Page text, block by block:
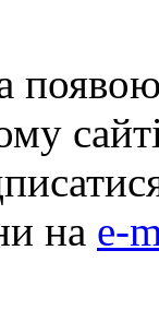
на e-